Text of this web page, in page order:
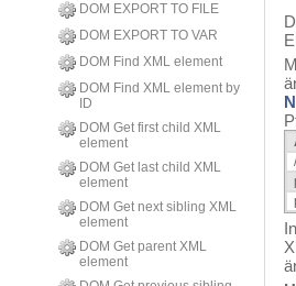
DOM EXPORT TO FILE
DOM EXPORT TO VAR
DOM Find XML element
DOM Find XML element by
ID
DOM Get first child XML
element
DOM Get last child XML
element
DOM Get next sibling XML
element
DOM Get parent XML
element
/